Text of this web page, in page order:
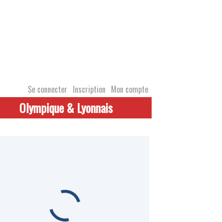
Se connecter Inscription Mon compte
Olympique & Lyonnais